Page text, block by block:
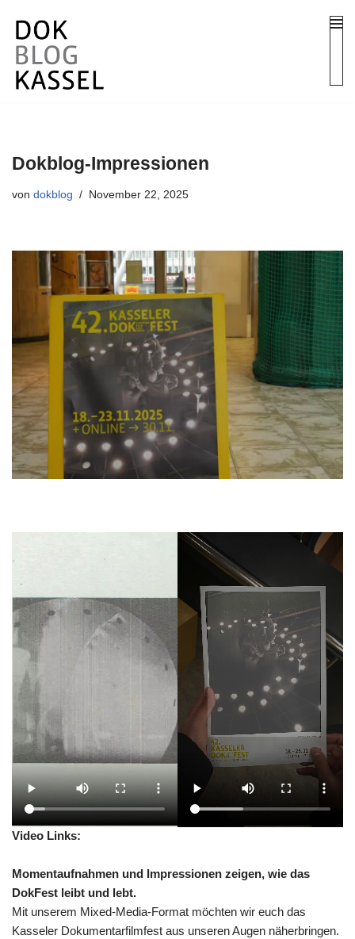
Zum
Inhalt
springen
Dokblog-Impressionen
von dokblog November 22, 2025
Video Links:
Momentaufnahmen und Impressionen zeigen, wie das
DokFest leibt und lebt.
Mit unserem Mixed-Media-Format möchten wir euch das
Kasseler Dokumentarfilmfest aus unseren Augen näherbringen.